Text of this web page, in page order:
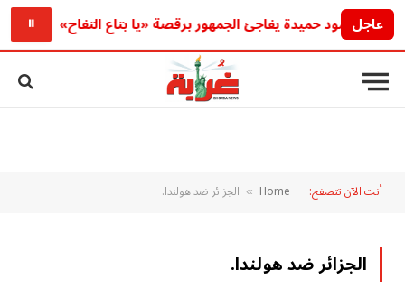
عاجل
محمود حميدة يفاجئ الجمهور برقصة «يا بتاع التفاح» ⏸
أنت الآن تتصفح: Home
» الجزائر ضد هولندا.
الجزائر ضد هولندا.